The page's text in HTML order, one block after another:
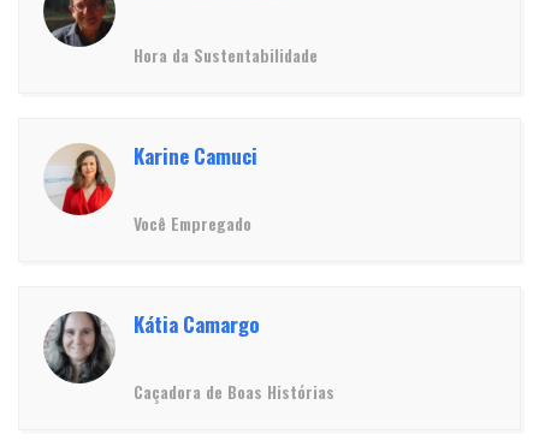
Hora da Sustentabilidade
Karine Camuci
Você Empregado
Kátia Camargo
Caçadora de Boas Histórias